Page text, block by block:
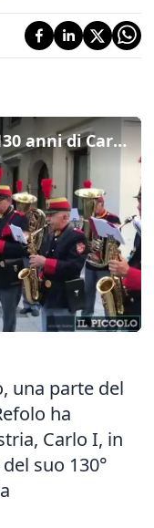
La banda Refolo omaggia i 130 anni di Carlo I
una parte del
ha
Carlo I, in
suo 130°